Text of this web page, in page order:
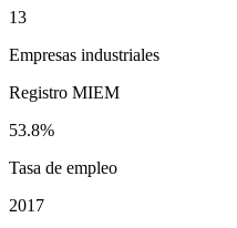
13
Empresas industriales
Registro MIEM
53.8%
Tasa de empleo
2017